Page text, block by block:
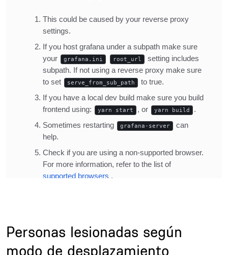
Personas lesionadas según
modo de desplazamiento